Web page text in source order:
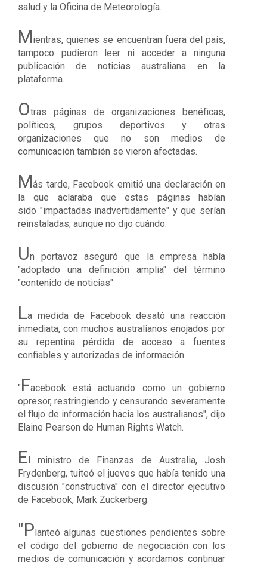
salud y la Oficina de Meteorología.
Mientras, quienes se encuentran fuera del país,
tampoco pudieron leer ni acceder a ninguna
publicación de noticias australiana en la
plataforma.
Otras páginas de organizaciones benéficas,
políticos, grupos deportivos y otras
organizaciones que no son medios de
comunicación también se vieron afectadas.
Más tarde, Facebook emitió una declaración en
la que aclaraba que estas páginas habían
sido "impactadas inadvertidamente" y que serían
reinstaladas, aunque no dijo cuándo.
Un portavoz aseguró que la empresa había
"adoptado una definición amplia" del término
"contenido de noticias"
La medida de Facebook desató una reacción
inmediata, con muchos australianos enojados por
su repentina pérdida de acceso a fuentes
confiables y autorizadas de información.
"Facebook está actuando como un gobierno
opresor, restringiendo y censurando severamente
el flujo de información hacia los australianos", dijo
Elaine Pearson de Human Rights Watch.
El ministro de Finanzas de Australia, Josh
Frydenberg, tuiteó el jueves que había tenido una
discusión "constructiva" con el director ejecutivo
de Facebook, Mark Zuckerberg.
"Planteó algunas cuestiones pendientes sobre
el código del gobierno de negociación con los
medios de comunicación y acordamos continuar